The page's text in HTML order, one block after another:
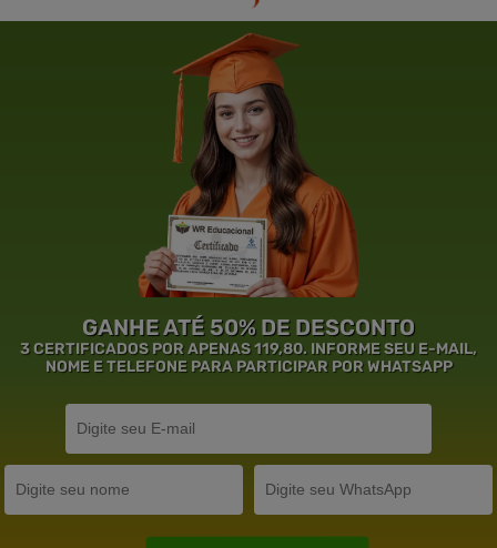
GANHE ATÉ 50% DE DESCONTO
3 CERTIFICADOS POR APENAS 119,80. INFORME SEU E-MAIL,
NOME E TELEFONE PARA PARTICIPAR POR WHATSAPP